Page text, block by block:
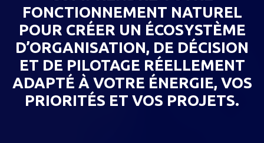
FONCTIONNEMENT NATUREL
POUR CRÉER UN ÉCOSYSTÈME
D’ORGANISATION, DE DÉCISION
ET DE PILOTAGE RÉELLEMENT
ADAPTÉ À VOTRE ÉNERGIE, VOS
PRIORITÉS ET VOS PROJETS.